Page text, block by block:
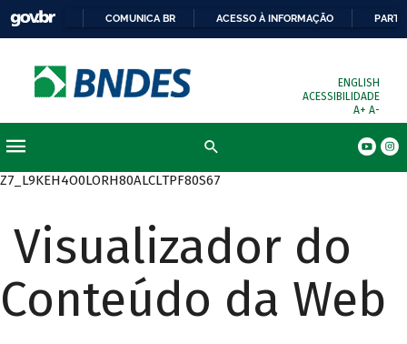
COMUNICA BR ACESSO À INFORMAÇÃO
ENGLISH
ACESSIBILIDADE
A+ A-
Z7_L9KEH4O0LORH80ALCLTPF80S67
Visualizador do
Conteúdo da Web